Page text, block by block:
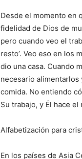
Desde el momento en
fidelidad de Dios de
pero cuando veo el
resto’. Veo eso en los
dio una casa. Cuando
necesario alimentarlos
comida. No entiendo
Su trabajo, y Él hace el
Alfabetización para
En los países de Asia